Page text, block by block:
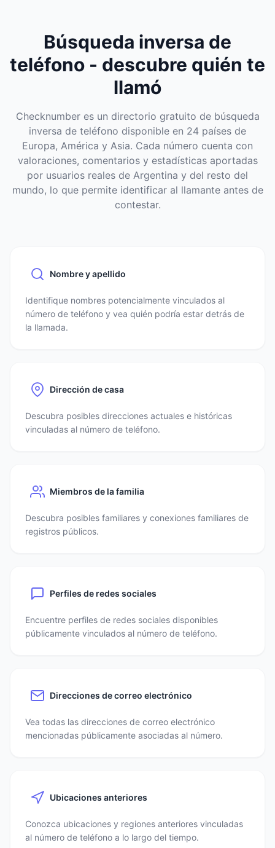
Búsqueda inversa de
teléfono - descubre quién te
llamó
Checknumber es un directorio gratuito de búsqueda
inversa de teléfono disponible en 24 países de
Europa, América y Asia. Cada número cuenta con
valoraciones, comentarios y estadísticas aportadas
por usuarios reales de Argentina y del resto del
mundo, lo que permite identificar al llamante antes de
contestar.
Nombre y apellido
Identifique nombres potencialmente vinculados al
número de teléfono y vea quién podría estar detrás de
la llamada.
Dirección de casa
Descubra posibles direcciones actuales e históricas
vinculadas al número de teléfono.
Miembros de la familia
Descubra posibles familiares y conexiones familiares de
registros públicos.
Perfiles de redes sociales
Encuentre perfiles de redes sociales disponibles
públicamente vinculados al número de teléfono.
Direcciones de correo electrónico
Vea todas las direcciones de correo electrónico
mencionadas públicamente asociadas al número.
Ubicaciones anteriores
Conozca ubicaciones y regiones anteriores vinculadas
al número de teléfono a lo largo del tiempo.